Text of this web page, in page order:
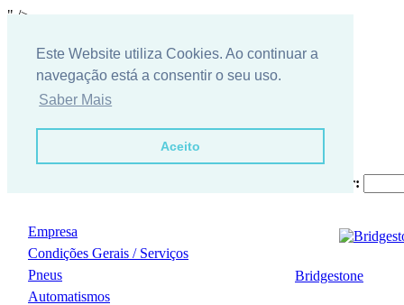
Este Website utiliza Cookies. Ao continuar a
navegação está a consentir o seu uso.
Saber Mais
Aceito
" />
Empresa
Condições Gerais / Serviços
Pneus
Automatismos
Procurar:
Bridgestone